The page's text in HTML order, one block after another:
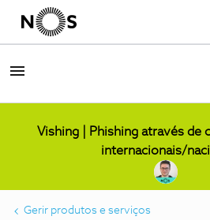
Vishing | Phishing através de
internacionais/
Gerir produtos e serviços